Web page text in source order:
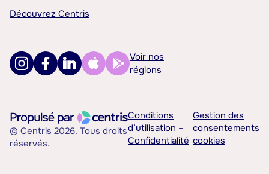
Découvrez Centris
Voir nos
régions
© Centris 2026. Tous droits
réservés.
Conditions
d’utilisation –
Confidentialité
Gestion des
consentements
cookies